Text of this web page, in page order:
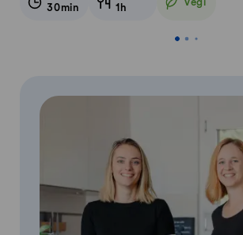
30min 1h Vegi
Vegetarisch